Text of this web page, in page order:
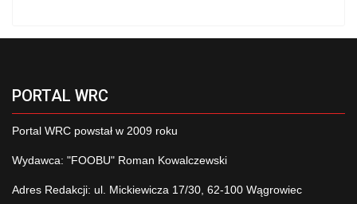
PORTAL WRC
Portal WRC powstał w 2009 roku
Wydawca: "FOOBU" Roman Kowalczewski
Adres Redakcji: ul. Mickiewicza 17/30, 62-100 Wągrowiec